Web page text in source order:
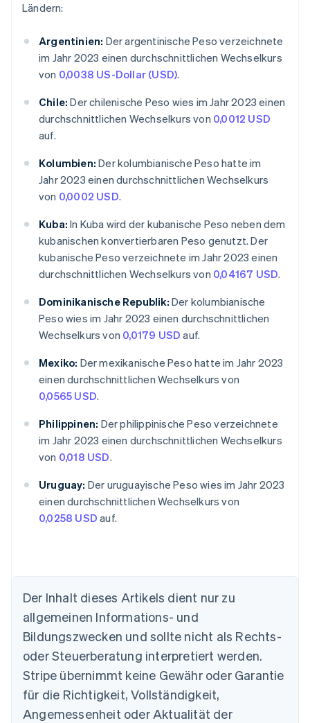
Ländern:
Argentinien: Der argentinische Peso verzeichnete
im Jahr 2023 einen durchschnittlichen Wechselkurs
von 0,0038 US-Dollar (USD).
Chile: Der chilenische Peso wies im Jahr 2023 einen
durchschnittlichen Wechselkurs von 0,0012 USD
auf.
Kolumbien: Der kolumbianische Peso hatte im
Jahr 2023 einen durchschnittlichen Wechselkurs
von 0,0002 USD.
Kuba: In Kuba wird der kubanische Peso neben dem
kubanischen konvertierbaren Peso genutzt. Der
kubanische Peso verzeichnete im Jahr 2023 einen
durchschnittlichen Wechselkurs von 0,04167 USD.
Dominikanische Republik: Der kolumbianische
Peso wies im Jahr 2023 einen durchschnittlichen
Wechselkurs von 0,0179 USD auf.
Mexiko: Der mexikanische Peso hatte im Jahr 2023
einen durchschnittlichen Wechselkurs von
0,0565 USD.
Philippinen: Der philippinische Peso verzeichnete
im Jahr 2023 einen durchschnittlichen Wechselkurs
von 0,018 USD.
Uruguay: Der uruguayische Peso wies im Jahr 2023
einen durchschnittlichen Wechselkurs von
0,0258 USD auf.
Der Inhalt dieses Artikels dient nur zu
allgemeinen Informations- und
Bildungszwecken und sollte nicht als Rechts-
oder Steuerberatung interpretiert werden.
Stripe übernimmt keine Gewähr oder Garantie
für die Richtigkeit, Vollständigkeit,
Angemessenheit oder Aktualität der
Australien
English
Belgien
Brasilien
PortuguêsEnglish
Bulgarien
English
Dänemark